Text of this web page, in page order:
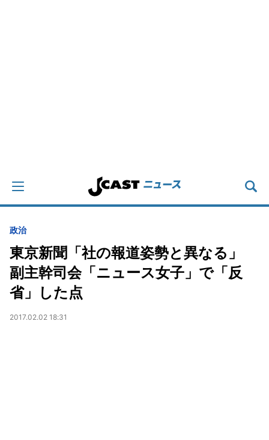
政治
東京新聞「社の報道姿勢と異なる」
副主幹司会「ニュース女子」で「反
省」した点
2017.02.02 18:31